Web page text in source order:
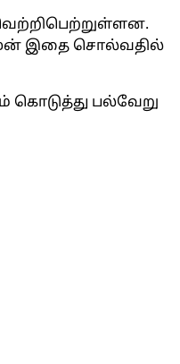
இதை சொல்வதில்
கொடுத்து பல்வேறு